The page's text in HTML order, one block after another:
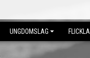
UNGDOMSLAG